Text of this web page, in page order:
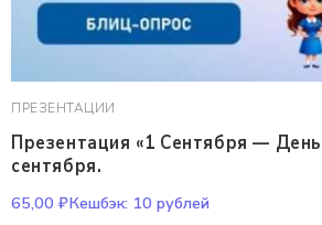
ПРЕЗЕНТАЦИИ
Презентация «1 Сентября — День
сентября.
65,00 ₽Кешбэк: 10 рублей